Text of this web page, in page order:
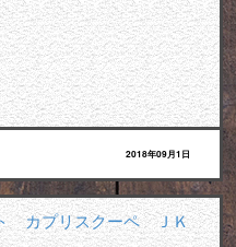
2018年09月1日
カプリスクーペ ＪＫ